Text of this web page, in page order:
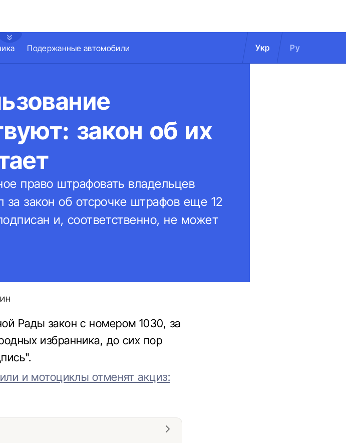
Подержанные автомобили Укр Ру
закон об их
право штрафовать владельцев
за закон об отсрочке штрафов еще 12
и, соответственно, не может
Рады закон с номером 1030, за
избранника, до сих пор
и мотоциклы отменят акциз: